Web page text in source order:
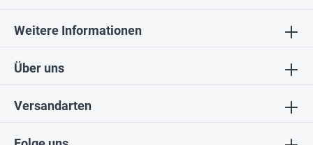
Über uns
Weitere Informationen
Versandarten